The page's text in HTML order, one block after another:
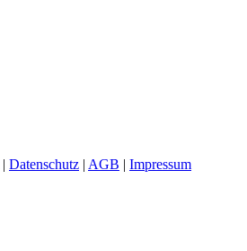
| Datenschutz | AGB | Impressum